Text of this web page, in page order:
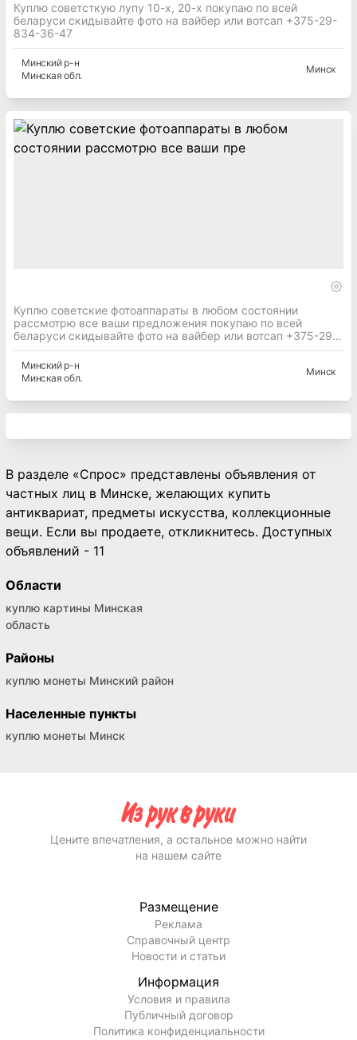
Куплю советсткую лупу 10-х, 20-х покупаю по всей
беларуси скидывайте фото на вайбер или вотсап +375-29-
834-36-47
Минскийр-н
Минская обл.
Минск
Куплю советские фотоаппараты в любом состоянии
рассмотрю все ваши предложения покупаю по всей
беларуси скидывайте фото на вайбер или вотсап +375-29...
Минскийр-н
Минская обл.
Минск
В разделе «Спрос» представлены объявления от
частных лиц в Минске, желающих купить
антиквариат, предметы искусства, коллекционные
вещи. Если вы продаете, откликнитесь. Доступных
объявлений - 11
Области
куплю картины Минская
область
Районы
куплю монеты Минский район
Населенные пункты
куплю монеты Минск
Цените впечатления, а остальное можно найти
на нашем сайте
Размещение
Реклама
Справочный центр
Новости и статьи
Информация
Условия и правила
Публичный договор
Политика конфиденциальности